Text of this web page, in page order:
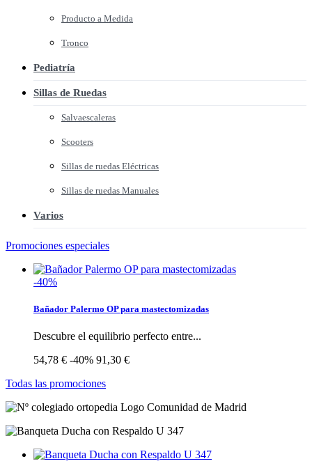
Producto a Medida
Tronco
Pediatría
Sillas de Ruedas
Salvaescaleras
Scooters
Sillas de ruedas Eléctricas
Sillas de ruedas Manuales
Varios
Promociones especiales
-40%
Bañador Palermo OP para mastectomizadas
Descubre el equilibrio perfecto entre...
54,78 € -40% 91,30 €
Todas las promociones